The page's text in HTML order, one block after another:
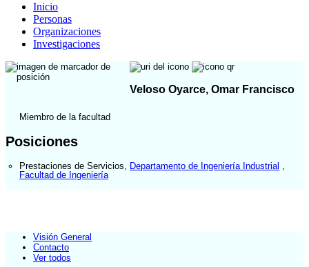
Inicio
Personas
Organizaciones
Investigaciones
Veloso Oyarce, Omar Francisco
Miembro de la facultad
Posiciones
Prestaciones de Servicios Departamento de Ingeniería Industrial
Facultad de Ingeniería
Visión General
Contacto
Ver todos